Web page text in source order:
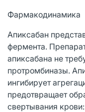
Фармакодинамика
Апиксабан
фермента.
апиксабана не
протромбиназы.
ингибирует
предотвращает
свертывания